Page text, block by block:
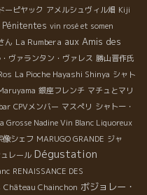
ーピヤック アメルシュヴィル畑 Kiji
Pénitentes vin rosé et somen
ん La Rumbera aux Amis des
ヴァランタン・ヴァレス 勝山晋作氏
La Pioche Hayashi Shinya シャト
銀座フレンチ マチュとマリ
CPVメンバー マスぺリ シャトー・
Grosse Nadine Vin Blanc Liquoreux
像シェフ MARUGO GRANDE ジャ
レール Dégustation
RENAISSANCE DES
Château Chainchon ボジョレー・